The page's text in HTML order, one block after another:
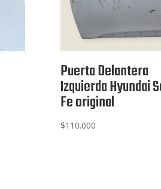
Puerta Delantera
Izquierda Hyundai
Fe original
$110.000